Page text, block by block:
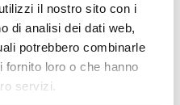
il nostro sito con i
di analisi dei dati web,
potrebbero combinarle
loro o che hanno
servizi.